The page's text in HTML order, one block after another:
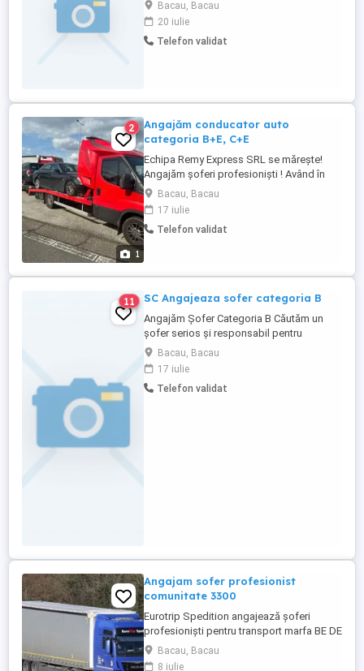
Experiența nu este obligatorie, dar
prezintă un avantaj. Pentru a aplica puteți
trimite CV in aplicație. vor fi contactați
Bacau, Bacau
20 iulie
Telefon validat
1
2
Angajăm conducator auto
categoria B+E, C+E
Echipa Remy Express SRL se mărește!
Angajăm șoferi profesioniști ! Având în
vedere extinderea flotei noastre , SC Remy
Express SRL caută colegi noi , serioși și
dornici de muncă . Oferim condiții
excelente de lucru și pachete salariale
Bacau, Bacau
17 iulie
Telefon validat
11 SC Angajeaza sofer categoria B
Angajăm Șofer Categoria B Căutăm un
șofer serios și responsabil pentru
autoutilitară. Cerințe: Permis de conducere
categoria B; Experiență în conducerea
autoutilitarelor; Persoană responsabilă,
punctuală și organizată; Șoferul participă
Bacau, Bacau
17 iulie
Telefon validat
Angajam sofer profesionist
comunitate 3300
Eurotrip Spedition angajează șoferi
profesioniști pentru transport marfa BE DE
UK NL Cauți un loc de muncă stabil și bine
plătit, aproape de casă? Vino în echipa
Bacau, Bacau
8 iulie